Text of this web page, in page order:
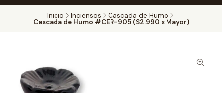
Inicio Inciensos Cascada de Humo
Cascada de Humo #CER-905 ($2.990 x Mayor)